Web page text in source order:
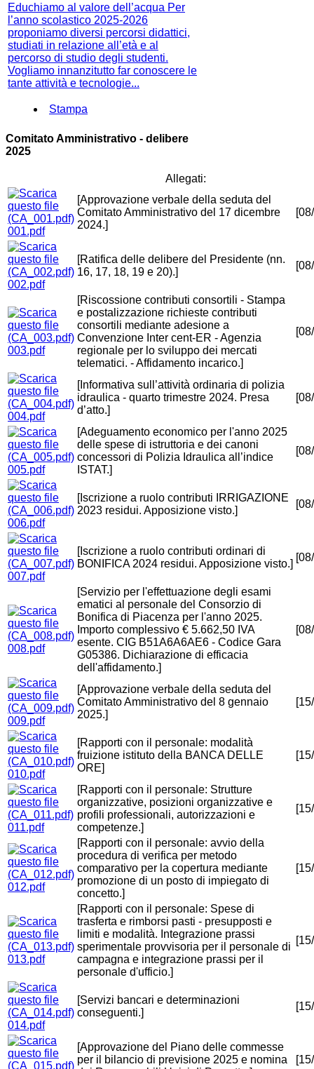
Educhiamo al valore dell’acqua Per
l’anno scolastico 2025-2026
proponiamo diversi percorsi didattici,
studiati in relazione all’età e al
percorso di studio degli studenti.
Vogliamo innanzitutto far conoscere le
tante attività e tecnologie...
Stampa
Comitato Amministrativo - delibere
2025
Allegati:
001.pdf
[Approvazione verbale della seduta del
Comitato Amministrativo del 17 dicembre
2024.]
002.pdf
[Ratifica delle delibere del Presidente (nn.
16, 17, 18, 19 e 20).]
003.pdf
[Riscossione contributi consortili - Stampa
e postalizzazione richieste contributi
consortili mediante adesione a
Convenzione Inter cent-ER - Agenzia
regionale per lo sviluppo dei mercati
telematici. - Affidamento incarico.]
004.pdf
[Informativa sull’attività ordinaria di polizia
idraulica - quarto trimestre 2024. Presa
d’atto.]
005.pdf
[Adeguamento economico per l'anno 2025
delle spese di istruttoria e dei canoni
concessori di Polizia Idraulica all’indice
ISTAT.]
006.pdf
[Iscrizione a ruolo contributi IRRIGAZIONE
2023 residui. Apposizione visto.]
007.pdf
[Iscrizione a ruolo contributi ordinari di
BONIFICA 2024 residui. Apposizione visto.]
008.pdf
[Servizio per l'effettuazione degli esami
ematici al personale del Consorzio di
Bonifica di Piacenza per l'anno 2025.
Importo complessivo € 5.662,50 IVA
esente. CIG B51A6A6AE6 - Codice Gara
G05386. Dichiarazione di efficacia
dell'affidamento.]
009.pdf
[Approvazione verbale della seduta del
Comitato Amministrativo del 8 gennaio
2025.]
010.pdf
[Rapporti con il personale: modalità
fruizione istituto della BANCA DELLE
ORE]
011.pdf
[Rapporti con il personale: Strutture
organizzative, posizioni organizzative e
profili professionali, autorizzazioni e
competenze.]
012.pdf
[Rapporti con il personale: avvio della
procedura di verifica per metodo
comparativo per la copertura mediante
promozione di un posto di impiegato di
concetto.]
013.pdf
[Rapporti con il personale: Spese di
trasferta e rimborsi pasti - presupposti e
limiti e modalità. Integrazione prassi
sperimentale provvisoria per il personale di
campagna e integrazione prassi per il
personale d'ufficio.]
014.pdf
[Servizi bancari e determinazioni
conseguenti.]
[Approvazione del Piano delle commesse
per il bilancio di previsione 2025 e nomina